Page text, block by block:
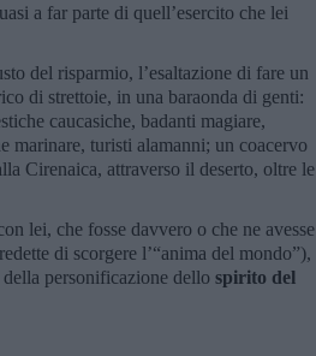
a far parte di quell’esercito che lei
del risparmio, l’esaltazione di fare un
di strettoie, in una baraonda di genti:
caucasiche, badanti magiare,
marinare, turisti alamanni; un coacervo
Cirenaica, attraverso il deserto, oltre le
lei, che fosse davvero o che ne avesse
di scorgere l’“anima del mondo”),
della personificazione dello spirito del